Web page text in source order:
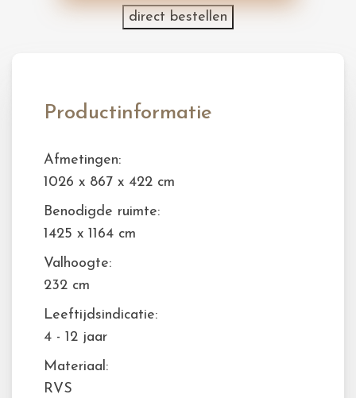
direct bestellen
Productinformatie
Afmetingen:
1026 x 867 x 422 cm
Benodigde ruimte:
1425 x 1164 cm
Valhoogte:
232 cm
Leeftijdsindicatie:
4 - 12 jaar
Materiaal:
RVS